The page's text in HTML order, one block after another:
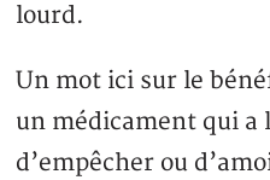
lourd.
Un mot ici sur le
un médicament qui a
d’empêcher ou